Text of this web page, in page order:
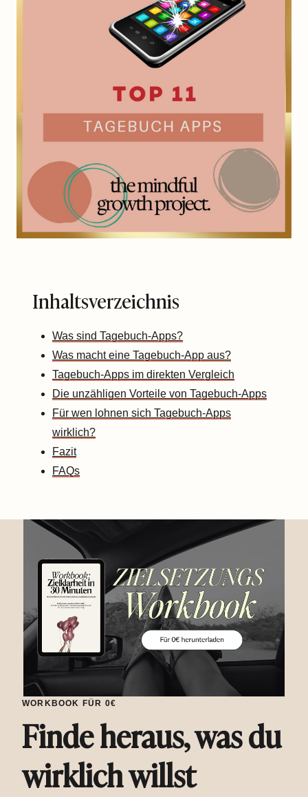
Inhaltsverzeichnis
Was sind Tagebuch-Apps?
Was macht eine Tagebuch-App aus?
Tagebuch-Apps im direkten Vergleich
Die unzähligen Vorteile von Tagebuch-Apps
Für wen lohnen sich Tagebuch-Apps
wirklich?
Fazit
FAQs
WORKBOOK FÜR 0€
Finde heraus, was du
wirklich willst